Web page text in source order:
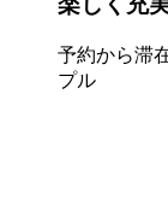
予約から滞
プル